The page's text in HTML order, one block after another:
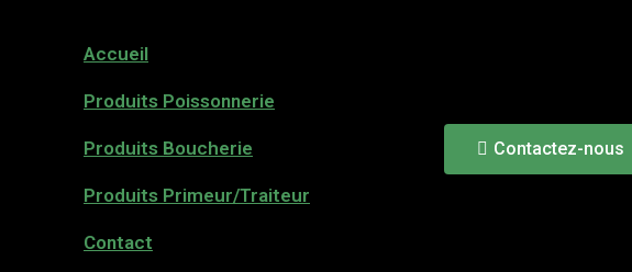
Accueil
Produits Poissonnerie
Produits Boucherie
Produits Primeur/Traiteur
Contact
Contactez-nous